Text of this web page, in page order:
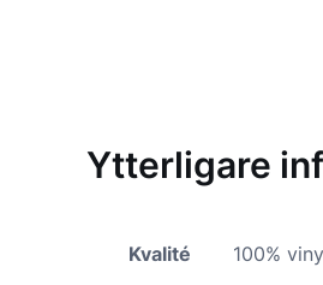
Ytterligare
Kvalité 100%